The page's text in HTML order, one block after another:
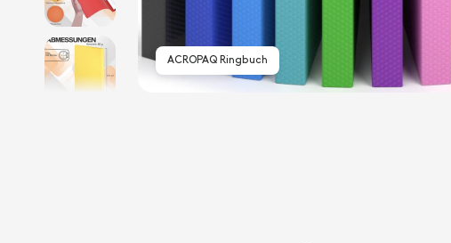
ACROPAQ Ringbuch